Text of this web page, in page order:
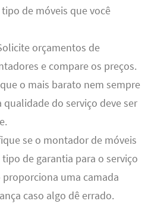
de móveis que você
orçamentos de
e compare os preços.
o mais barato nem sempre
qualidade do serviço deve ser
se o montador de móveis
de garantia para o serviço
proporciona uma camada
caso algo dê errado.